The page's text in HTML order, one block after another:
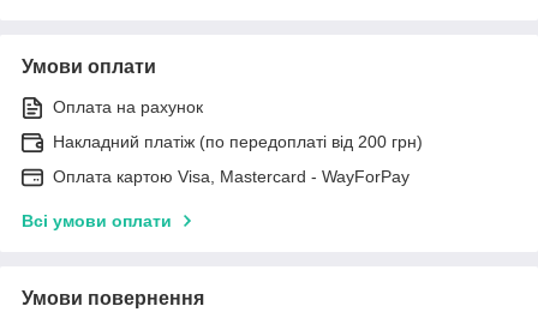
Умови оплати
Оплата на рахунок
Накладний платіж (по передоплаті від 200 грн)
Оплата картою Visa, Mastercard - WayForPay
Всі умови оплати
Умови повернення